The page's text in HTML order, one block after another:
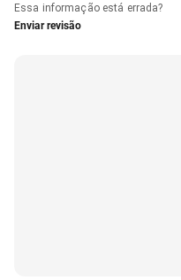
Essa informação está errada?
Enviar revisão